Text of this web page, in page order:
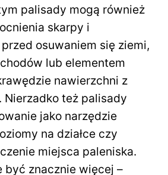
palisady mogą również
skarpy i
osuwaniem się ziemi,
lub elementem
nawierzchni z
Nierzadko też palisady
jako narzędzie
na działce czy
miejsca paleniska.
być znacznie więcej –